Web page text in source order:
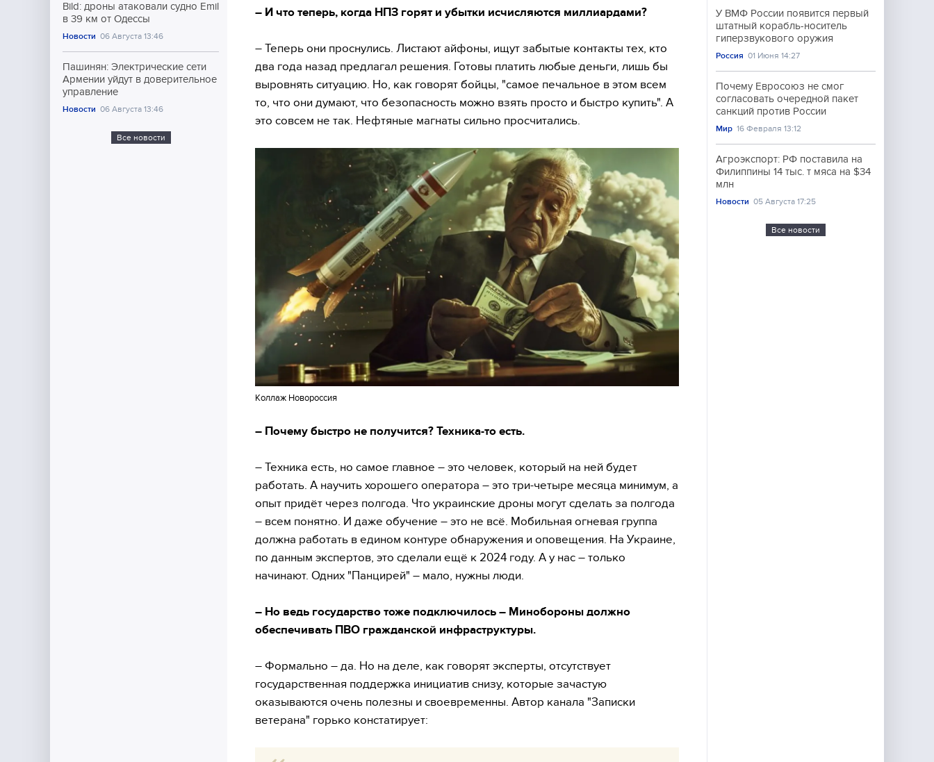
Bild: дроны атаковали судно Emil
в 39 км от Одессы
Новости 06 Августа 13:46
Пашинян: Электрические сети
Армении уйдут в доверительное
управление
Новости 06 Августа 13:46
Все новости
– И что теперь, когда НПЗ горят и убытки исчисляются миллиардами?
– Теперь они проснулись. Листают айфоны, ищут забытые контакты тех, кто
два года назад предлагал решения. Готовы платить любые деньги, лишь бы
выровнять ситуацию. Но, как говорят бойцы, "самое печальное в этом всем
то, что они думают, что безопасность можно взять просто и быстро купить". А
это совсем не так. Нефтяные магнаты сильно просчитались.
Коллаж Новороссия
– Почему быстро не получится? Техника-то есть.
– Техника есть, но самое главное – это человек, который на ней будет
работать. А научить хорошего оператора – это три-четыре месяца минимум, а
опыт придёт через полгода. Что украинские дроны могут сделать за полгода
– всем понятно. И даже обучение – это не всё. Мобильная огневая группа
должна работать в едином контуре обнаружения и оповещения. На Украине,
по данным экспертов, это сделали ещё к 2024 году. А у нас – только
начинают. Одних "Панцирей" – мало, нужны люди.
– Но ведь государство тоже подключилось – Минобороны должно
обеспечивать ПВО гражданской инфраструктуры.
– Формально – да. Но на деле, как говорят эксперты, отсутствует
государственная поддержка инициатив снизу, которые зачастую
оказываются очень полезны и своевременны. Автор канала "Записки
ветерана" горько констатирует:
У ВМФ России появится первый
штатный корабль-носитель
гиперзвукового оружия
Россия 01 Июня 14:27
Почему Евросоюз не смог
согласовать очередной пакет
санкций против России
Мир 16 Февраля 13:12
Агроэкспорт: РФ поставила на
Филиппины 14 тыс. т мяса на $34
млн
Новости 05 Августа 17:25
Все новости